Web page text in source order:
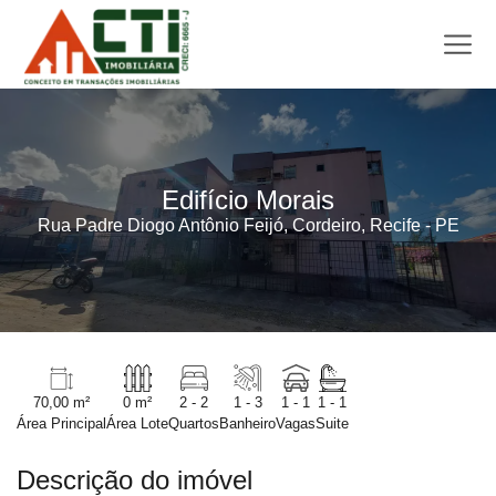
Edifício Morais
Rua Padre Diogo Antônio Feijó, Cordeiro, Recife - PE
70,00 m²
Área Principal
0 m²
Área Lote
2 - 2
Quartos
1 - 3
Banheiro
1 - 1
Vagas
1 - 1
Suite
Descrição do imóvel